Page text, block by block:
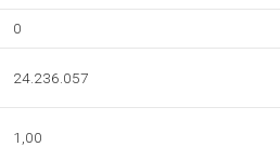
0
24.236.057
1,00